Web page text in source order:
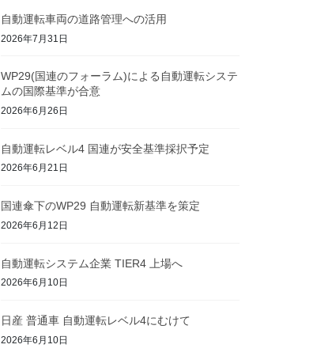
自動運転車両の道路管理への活用
2026年7月31日
WP29(国連のフォーラム)による自動運転システ
ムの国際基準が合意
2026年6月26日
自動運転レベル4 国連が安全基準採択予定
2026年6月21日
国連傘下のWP29 自動運転新基準を策定
2026年6月12日
自動運転システム企業 TIER4 上場へ
2026年6月10日
日産 普通車 自動運転レベル4にむけて
2026年6月10日